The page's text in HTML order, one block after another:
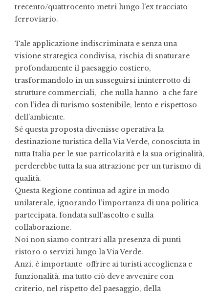
trecento/quattrocento metri lungo l’ex tracciato
ferroviario.
Tale applicazione indiscriminata e senza una
visione strategica condivisa, rischia di snaturare
profondamente il paesaggio costiero,
trasformandolo in un susseguirsi ininterrotto di
strutture commerciali, che nulla hanno a che fare
con l’idea di turismo sostenibile, lento e rispettoso
dell’ambiente.
Sé questa proposta divenisse operativa la
destinazione turistica della Via Verde, conosciuta in
tutta Italia per le sue particolarità e la sua originalità,
perderebbe tutta la sua attrazione per un turismo di
qualità.
Questa Regione continua ad agire in modo
unilaterale, ignorando l’importanza di una politica
partecipata, fondata sull’ascolto e sulla
collaborazione.
Noi non siamo contrari alla presenza di punti
ristoro o servizi lungo la Via Verde.
Anzi, è importante offrire ai turisti accoglienza e
funzionalità, ma tutto ciò deve avvenire con
criterio, nel rispetto del paesaggio, della